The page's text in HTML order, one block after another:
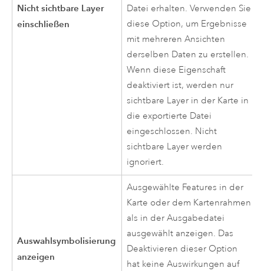
Nicht sichtbare Layer
einschließen
Datei erhalten. Verwenden Sie
diese Option, um Ergebnisse
mit mehreren Ansichten
derselben Daten zu erstellen.
Wenn diese Eigenschaft
deaktiviert ist, werden nur
sichtbare Layer in der Karte in
die exportierte Datei
eingeschlossen. Nicht
sichtbare Layer werden
ignoriert.
Auswahlsymbolisierung
anzeigen
Ausgewählte Features in der
Karte oder dem Kartenrahmen
als in der Ausgabedatei
ausgewählt anzeigen. Das
Deaktivieren dieser Option
hat keine Auswirkungen auf